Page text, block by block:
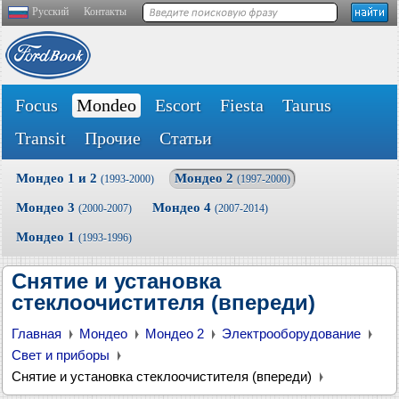
Русский Контакты
Focus Mondeo Escort Fiesta
Taurus
Transit
Прочие Статьи
Мондео 1 и 2 (1993-2000) Мондео 2 (1997-2000)
Мондео 3 (2000-2007) Мондео 4 (2007-2014)
Мондео 1 (1993-1996)
Снятие и установка
стеклоочистителя (впереди)
Главная Мондео Мондео 2
Электрооборудование
Свет и приборы
Снятие и установка стеклоочистителя (впереди)